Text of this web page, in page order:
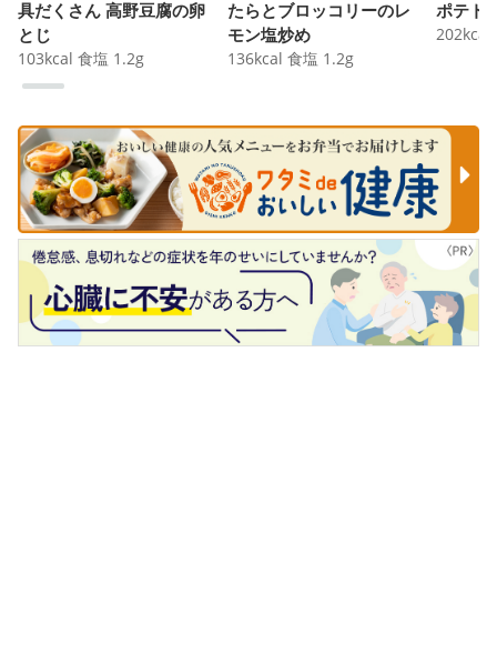
具だくさん 高野豆腐の卵
とじ
103kcal 食塩 1.2g
たらとブロッコリーのレ
モン塩炒め
136kcal 食塩 1.2g
ポテト
202kcal